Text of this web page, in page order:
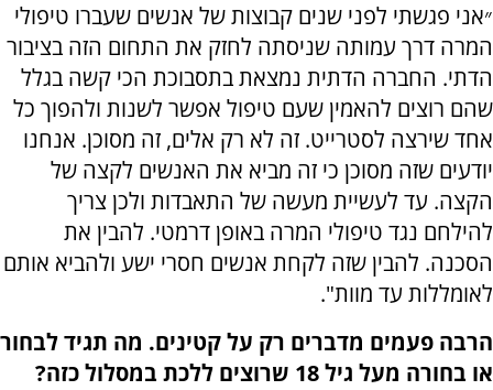
״אני פגשתי לפני שנים קבוצות של אנשים שעברו טיפולי
המרה דרך עמותה שניסתה לחזק את התחום הזה בציבור
הדתי. החברה הדתית נמצאת בתסבוכת הכי קשה בגלל
שהם רוצים להאמין שעם טיפול אפשר לשנות ולהפוך כל
אחד שירצה לסטרייט. זה לא רק אלים, זה מסוכן. אנחנו
יודעים שזה מסוכן כי זה מביא את האנשים לקצה של
הקצה. עד לעשיית מעשה של התאבדות ולכן צריך
להילחם נגד טיפולי המרה באופן דרמטי. להבין את
הסכנה. להבין שזה לקחת אנשים חסרי ישע ולהביא אותם
לאומללות עד מוות".
הרבה פעמים מדברים רק על קטינים. מה תגיד לבחור
או בחורה מעל גיל 18 שרוצים ללכת במסלול כזה?